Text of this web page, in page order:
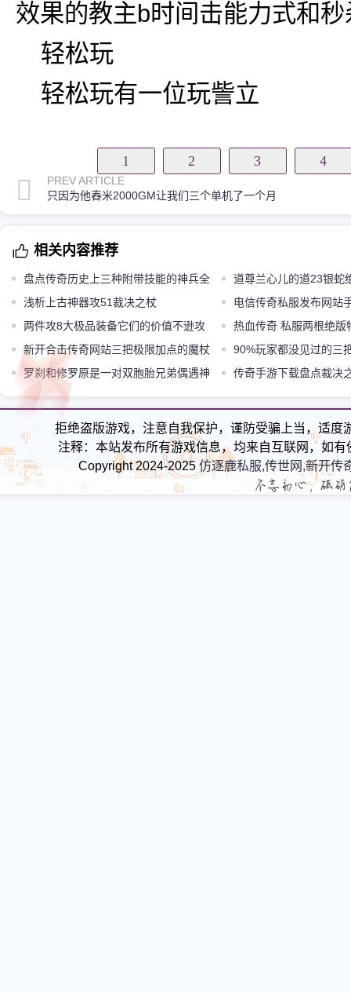
效果的教主b时间击能力式和
轻松玩
轻松玩有一位玩訾立
1 2 3 4
PREV ARTICLE
只因为他舂米2000GM让我们三个单机了一个月
相关内容推荐
盘点传奇历史上三种附带技能的神兵全
是绝版道具
道尊兰心儿的道23银蛇
刀被忽略
浅析上古神器攻51裁决之杖
电信传奇私服发布网站
力仅次于骷髅精灵怪物骷
两件攻8大极品装备它们的价值不逊攻
10圣战戒指
热血传奇 私服两根绝版
今有用另一根只能收藏
新开合击传奇网站三把极限加点的魔杖
一把强悍一把尴尬一把可惜
90%玩家都没见过的三
鹤嘴锄秀翻了
罗刹和修罗原是一对双胞胎兄弟偶遇神
魔之战改变命运
传奇手游下载盘点裁决
形态第四种是绝对的王者
拒绝盗版游戏，注意自我保护，谨防受骗上当，适
注释：本站发布所有游戏信息，均来自互联网，如
Copyright 2024-2025仿逐鹿私服,传世网,新开传